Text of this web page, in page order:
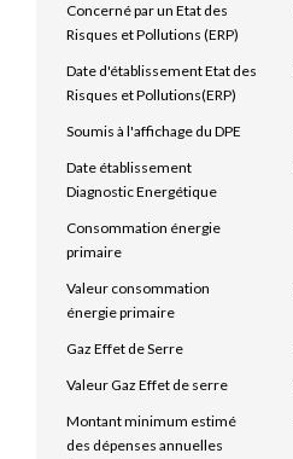
Concerné par un Etat des
Risques et Pollutions (ERP)
Date d'établissement Etat des
Risques et Pollutions(ERP)
Soumis à l'affichage du DPE
Date établissement
Diagnostic Energétique
Consommation énergie
primaire
Valeur consommation
énergie primaire
Gaz Effet de Serre
Valeur Gaz Effet de serre
Montant minimum estimé
des dépenses annuelles